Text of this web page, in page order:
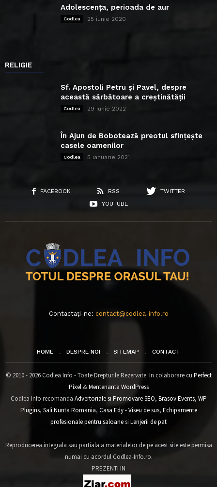
Adolescența, perioada de aur
Codlea 25 iunie 2020
RELIGIE
Sf. Apostoli Petru și Pavel, despre
această sărbătoare a creștinătății
Codlea 29 iunie 2022
În Ajun de Bobotează preotul sfințește
casele oamenilor
Codlea 5 ianuarie 2021
FACEBOOK RSS
TWITTER
YOUTUBE
Contactați-ne: contact@codlea-info.ro
HOME DESPRE NOI SITEMAP CONTACT
© 2010 - 2026 Codlea Info - Toate Drepturile Rezervate. In colaborare cu Perfect
Pixel&Mentenanta WordPress
Codlea Info recomanda Advertoriale si Promovare SEO, Brasov Events, WP
Plugins, Sali Nunta Romania, Casa Edy - Viseu de sus, Echipamente
profesionale pentru saloanesi Lenjerii de pat
Reproducerea integrala sau partiala a materialelor de pe acest site este permisa
numai cu acordul Codlea-Info.ro.
PREZENTI IN